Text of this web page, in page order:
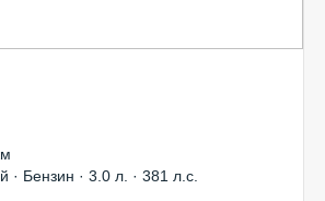
· Бензин · 3.0 л. · 381 л.с.